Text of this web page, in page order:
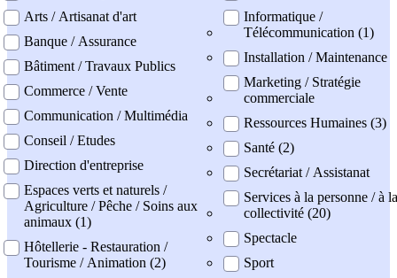
Arts / Artisanat d'art
Banque / Assurance
Bâtiment / Travaux Publics
Commerce / Vente
Communication / Multimédia
Conseil / Etudes
Direction d'entreprise
Espaces verts et naturels /
Agriculture / Pêche / Soins aux
animaux (1)
Hôtellerie - Restauration /
Tourisme / Animation (2)
Informatique /
Télécommunication (1)
Installation / Maintenance
Marketing / Stratégie
commerciale
Ressources Humaines (3)
Santé (2)
Secrétariat / Assistanat
Services à la personne / à la
collectivité (20)
Spectacle
Sport